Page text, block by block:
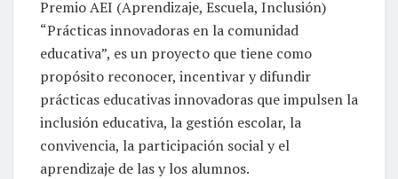
Premio AEI (Aprendizaje, Escuela, Inclusión)
“Prácticas innovadoras en la comunidad
educativa”, es un proyecto que tiene como
propósito reconocer, incentivar y difundir
prácticas educativas innovadoras que impulsen la
inclusión educativa, la gestión escolar, la
convivencia, la participación social y el
aprendizaje de las y los alumnos.